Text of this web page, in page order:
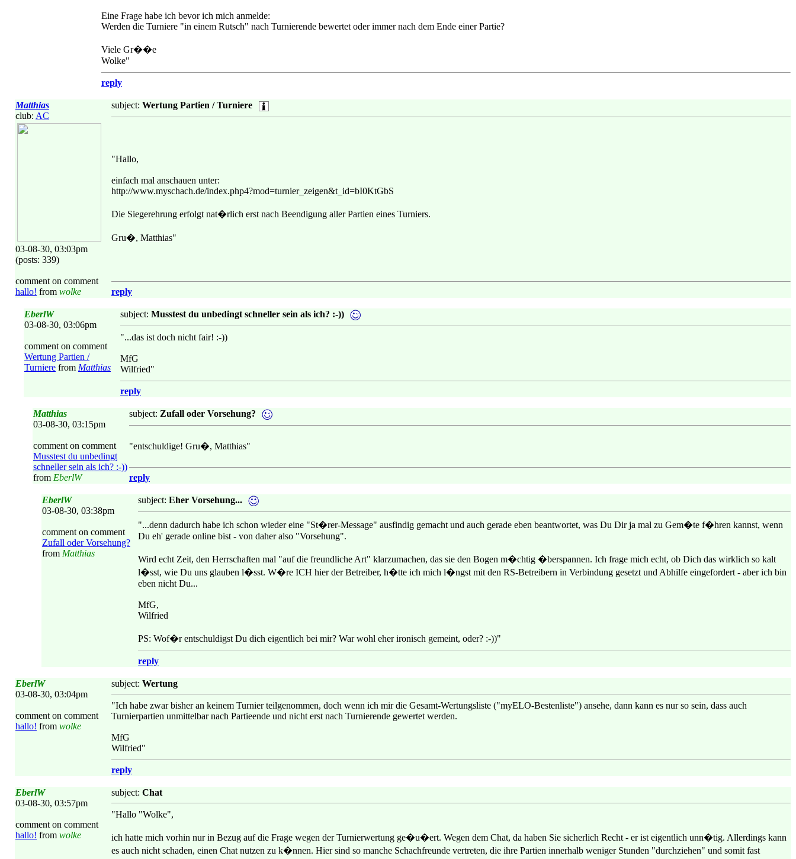
Eine Frage habe ich bevor ich mich anmelde:
Werden die Turniere "in einem Rutsch" nach Turnierende bewertet oder immer nach dem Ende einer Partie?
Viele Gr��e
Wolke"
reply
Matthias
club: AC
03-08-30, 03:03pm
(posts: 339)
comment on comment
hallo! from wolke
subject: Wertung Partien / Turniere
"Hallo,
einfach mal anschauen unter:
http://www.myschach.de/index.php4?mod=turnier_zeigen&t_id=bI0KtGbS
Die Siegerehrung erfolgt nat�rlich erst nach Beendigung aller Partien eines Turniers.
Gru�, Matthias"
reply
EberlW
03-08-30, 03:06pm
comment on comment
Wertung Partien /
Turniere from Matthias
subject: Musstest du unbedingt schneller sein als ich? :-))
"...das ist doch nicht fair! :-))
MfG
Wilfried"
reply
Matthias
03-08-30, 03:15pm
comment on comment
Musstest du unbedingt
schneller sein als ich? :-))
from EberlW
subject: Zufall oder Vorsehung?
"entschuldige! Gru�, Matthias"
reply
EberlW
03-08-30, 03:38pm
comment on comment
Zufall oder Vorsehung?
from Matthias
subject: Eher Vorsehung...
"...denn dadurch habe ich schon wieder eine "St�rer-Message" ausfindig gemacht und auch gerade eben beantwortet, was Du Dir ja mal zu Gem�te f�hren kannst, wenn
Du eh' gerade online bist - von daher also "Vorsehung".
Wird echt Zeit, den Herrschaften mal "auf die freundliche Art" klarzumachen, das sie den Bogen m�chtig �berspannen. Ich frage mich echt, ob Dich das wirklich so kalt
l�sst, wie Du uns glauben l�sst. W�re ICH hier der Betreiber, h�tte ich mich l�ngst mit den RS-Betreibern in Verbindung gesetzt und Abhilfe eingefordert - aber ich bin
eben nicht Du...
MfG,
Wilfried
PS: Wof�r entschuldigst Du dich eigentlich bei mir? War wohl eher ironisch gemeint, oder? :-))"
reply
EberlW
03-08-30, 03:04pm
comment on comment
hallo! from wolke
subject: Wertung
"Ich habe zwar bisher an keinem Turnier teilgenommen, doch wenn ich mir die Gesamt-Wertungsliste ("myELO-Bestenliste") ansehe, dann kann es nur so sein, dass auch
Turnierpartien unmittelbar nach Partieende und nicht erst nach Turnierende gewertet werden.
MfG
Wilfried"
reply
EberlW
03-08-30, 03:57pm
comment on comment
hallo! from wolke
subject: Chat
"Hallo "Wolke",
ich hatte mich vorhin nur in Bezug auf die Frage wegen der Turnierwertung ge�u�ert. Wegen dem Chat, da haben Sie sicherlich Recht - er ist eigentlich unn�tig. Allerdings kann
es auch nicht schaden, einen Chat nutzen zu k�nnen. Hier sind so manche Schachfreunde vertreten, die ihre Partien innerhalb weniger Stunden "durchziehen" und somit fast